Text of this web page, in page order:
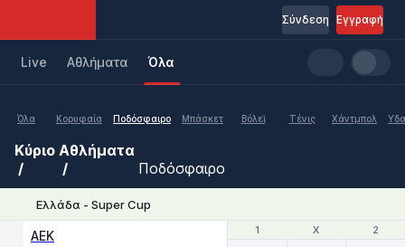
Εγγραφή
Σύνδεση
Live Aθλήματα Όλα
Όλα Κορυφαία Ποδόσφαιρο Μπάσκετ Βόλεϊ Τένις Χάντμπολ
Κύριο Αθλήματα
Ποδόσφαιρο
Ελλάδα - Super Cup
1 X 2
ΑΕΚ 1 X 2